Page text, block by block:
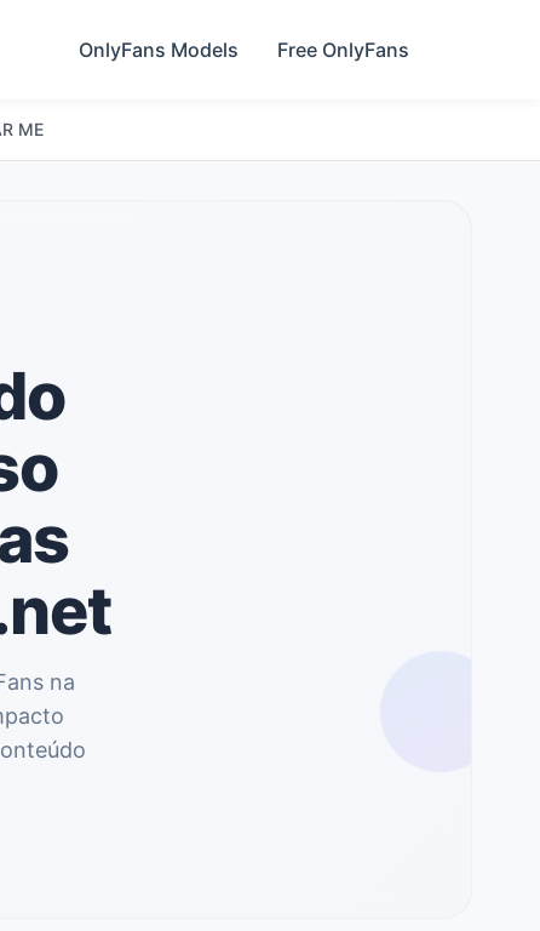
OnlyFans Models Free OnlyFans
ME
na